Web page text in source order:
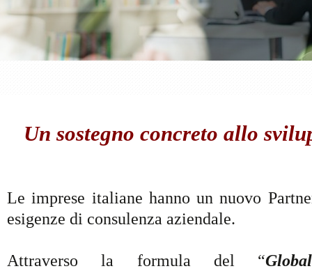
Un sostegno concreto allo
Le imprese italiane hanno un nuovo
esigenze di consulenza aziendale.
Attraverso la formula del “